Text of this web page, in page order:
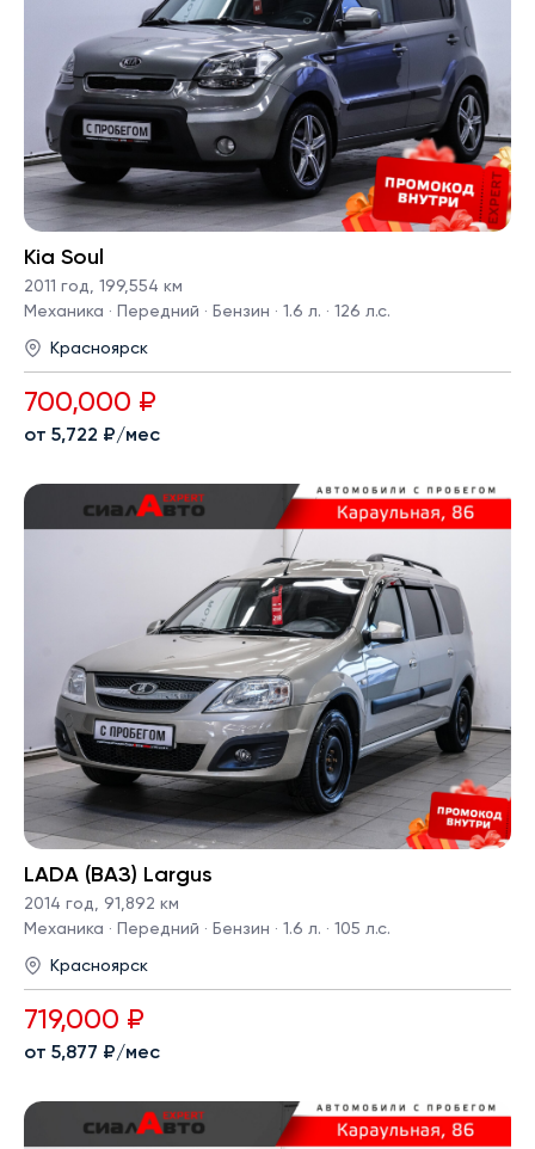
Kia Soul
2011 год
199,554 км
Механика · Передний · Бензин · 1.6 л. · 126 л.с.
Красноярск
700,000 ₽
от 5,722 ₽/мес
LADA (ВАЗ) Largus
2014 год, 91,892 км
Механика · Передний · Бензин · 1.6 л. · 105 л.с.
Красноярск
719,000 ₽
от 5,877 ₽/мес